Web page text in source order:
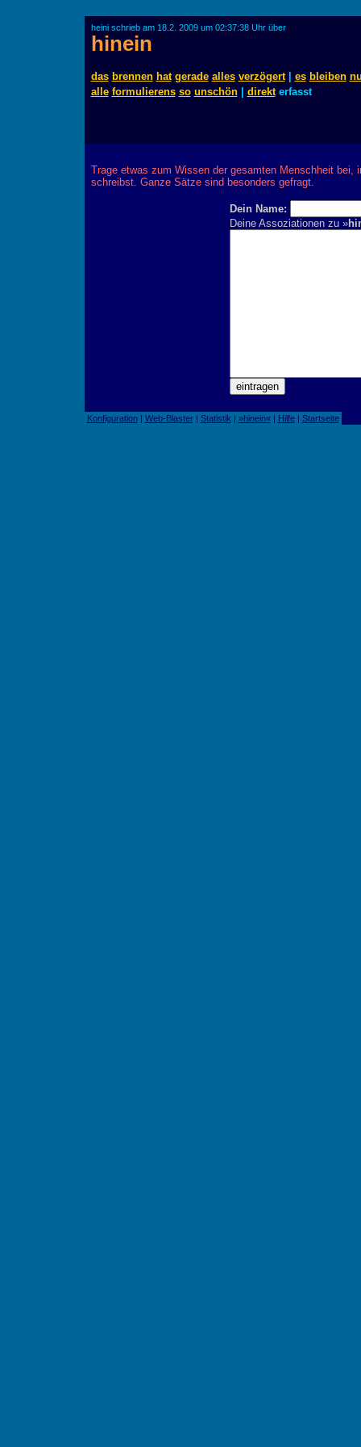
heini schrieb am 18.2. 2009 um 02:37:38 Uhr über
hinein
das brennen hat gerade alles verzögert| es bleiben
alle formulierens so unschön| direkterfasst
Trage etwas zum Wissen der gesamten Menschheit bei,
schreibst. Ganze Sätze sind besonders gefragt.
Dein Name:
Deine Assoziationen zu »
Konfiguration| Web-Blaster| Statistik | »hinein«| Hilfe| Startseite